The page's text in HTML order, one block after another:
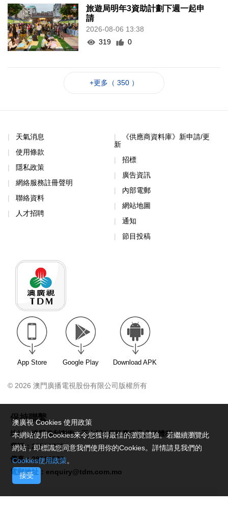
旅遊局明年3資助計劃下週一起申
請
2026-08-06 13:38
319
0
+更多（ 350 ）
天氣消息
使用條款
隱私政策
網絡服務註冊聲明
聯絡資料
人才招聘
《供應商資料庫》新申請/更
新
招標
廣告資訊
內部電郵
網站地圖
通知
節目投稿
App Store Google Play Download APK
© 2026 澳門廣播電視股份有限公司版權所有
保持聯繫
地址：澳門俾利喇街一五七號A傳訊事務及多媒體科
電話：28517758
傳真：28716579
電郵地址： enquiry@tdm.com.mo
澳廣視 Cookies 使用政策
本網站使用Cookies來令您獲得最佳的瀏覽體驗。若繼續瀏覽此
網站，即標識您同意我們使用你的Cookies。詳情請見我們的
Cookies使用政策。
接受